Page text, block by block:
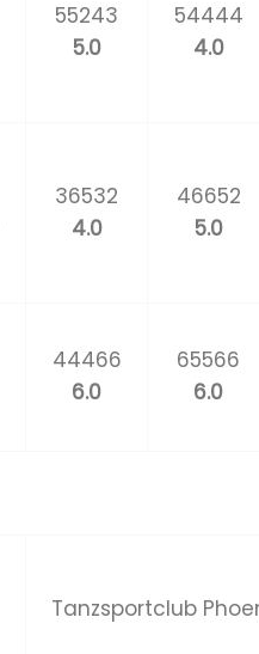
55243
5.0
54444
4.0
36532
4.0
46652
5.0
44466
6.0
65566
6.0
Tanzsportclub